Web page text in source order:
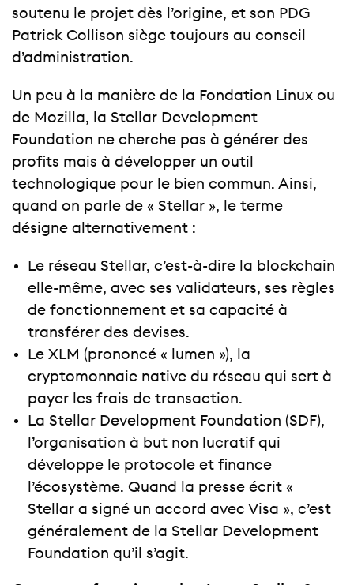
soutenu le projet dès l’origine, et son PDG
Patrick Collison siège toujours au conseil
d’administration.
Un peu à la manière de la Fondation Linux ou
de Mozilla, la Stellar Development
Foundation ne cherche pas à générer des
profits mais à développer un outil
technologique pour le bien commun. Ainsi,
quand on parle de « Stellar », le terme
désigne alternativement :
Le réseau Stellar, c’est-à-dire la blockchain
elle-même, avec ses validateurs, ses règles
de fonctionnement et sa capacité à
transférer des devises.
Le XLM (prononcé « lumen »), la
cryptomonnaie native du réseau qui sert à
payer les frais de transaction.
La Stellar Development Foundation (SDF),
l’organisation à but non lucratif qui
développe le protocole et finance
l’écosystème. Quand la presse écrit «
Stellar a signé un accord avec Visa », c’est
généralement de la Stellar Development
Foundation qu’il s’agit.